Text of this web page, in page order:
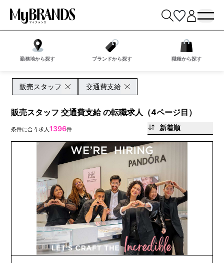
勤務地から探す ブランドから探す 職種から探す
販売スタッフ 交通費支給
販売スタッフ 交通費支給 の転職求人（4ページ目）
条件に合う求人1396件 新着順